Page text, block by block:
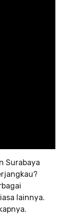
Surabaya
lainnya.